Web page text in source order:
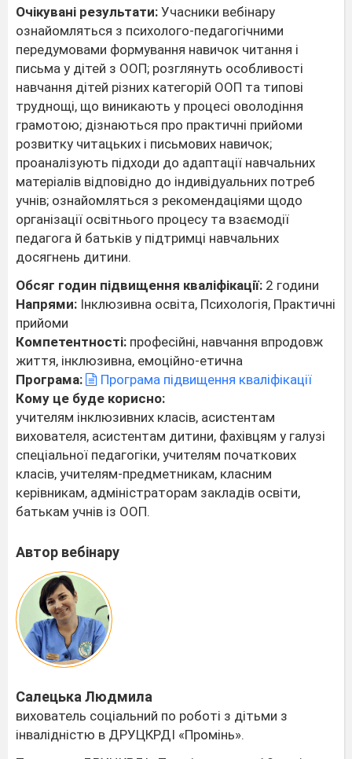
Очікувані результати: Учасники вебінару
ознайомляться з психолого-педагогічними
передумовами формування навичок читання і
письма у дітей з ООП; розглянуть особливості
навчання дітей різних категорій ООП та типові
труднощі, що виникають у процесі оволодіння
грамотою; дізнаються про практичні прийоми
розвитку читацьких і письмових навичок;
проаналізують підходи до адаптації навчальних
матеріалів відповідно до індивідуальних потреб
учнів; ознайомляться з рекомендаціями щодо
організації освітнього процесу та взаємодії
педагога й батьків у підтримці навчальних
досягнень дитини.
Обсяг годин підвищення кваліфікації: 2 години
Напрями: Інклюзивна освіта, Психологія, Практичні
прийоми
Компетентності: професійні, навчання впродовж
життя, інклюзивна, емоційно-етична
Програма:
Програма підвищення кваліфікації
Кому це буде корисно:
учителям інклюзивних класів, асистентам
вихователя, асистентам дитини, фахівцям у галузі
спеціальної педагогіки, учителям початкових
класів, учителям-предметникам, класним
керівникам, адміністраторам закладів освіти,
батькам учнів із ООП.
Автор вебінару
Салецька Людмила
вихователь соціальний по роботі з дітьми з
інвалідністю в ДРУЦКРДІ «Промінь».